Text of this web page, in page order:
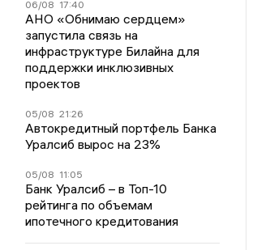
06/08 17:40
АНО «Обнимаю сердцем»
запустила связь на
инфраструктуре Билайна для
поддержки инклюзивных
проектов
05/08 21:26
Автокредитный портфель Банка
Уралсиб вырос на 23%
05/08 11:05
Банк Уралсиб – в Топ-10
рейтинга по объемам
ипотечного кредитования